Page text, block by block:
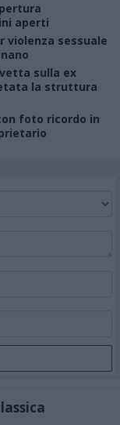
aperti
violenza sessuale
sulla ex
la struttura
foto ricordo in